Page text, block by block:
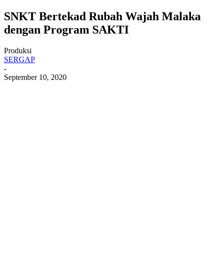
SNKT Bertekad Rubah Wajah Malaka
dengan Program SAKTI
Produksi
SERGAP
-
September 10, 2020